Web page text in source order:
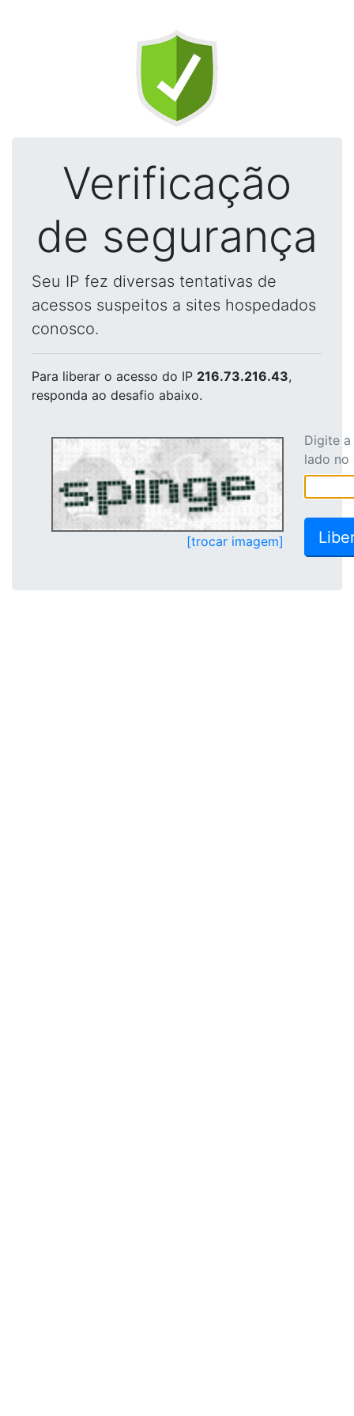
Verificação
de segurança
Seu IP fez diversas tentativas de
acessos suspeitos a sites hospedados
conosco.
Para liberar o acesso do IP 216.73.216.43,
responda ao desafio abaixo.
[trocar imagem]
Digite
lado no